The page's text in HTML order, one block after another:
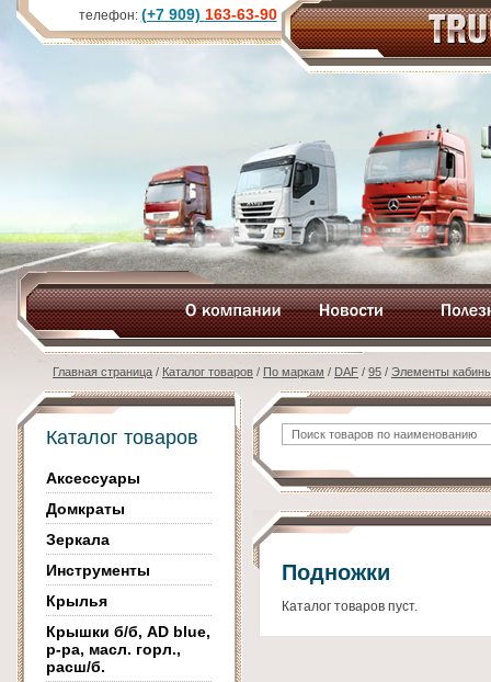
Главная страница / Каталог товаров / По маркам / DAF / 95 / Элементы
Каталог товаров
Аксессуары
Домкраты
Зеркала
Инструменты
Крылья
Крышки б/б, AD blue,
р-ра, масл. горл.,
расш/б.
Подножки
Каталог товаров пуст.
телефон: (+7 909) 163-63-90